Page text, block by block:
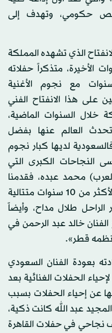
حكومي، وتهدف إلى
الذي تشهده المملكة
الأخيرة، متذكراً حفلاته
مع نجوم الأغنية
على هذا الانفتاح الفني
خلال السنوات الماضية،
العالم عنها بفضل
لديها كبار نجوم
النجاحات الكبرى التي
محمد عبده، فقدمنا
سويا حفلات مهرجان (أبها) لأكثر من 10 سنوات متتالية
الراحل طلال مداح، وأيضاً
خالد عبد الرحمن في
قطر».
بعودة الفنان السعودي
الحفلات الغنائية بعد
عن إحياء الحفلات بسبب
عبد الله كانت ذكية،
نجاحي في حفلات القاهرة